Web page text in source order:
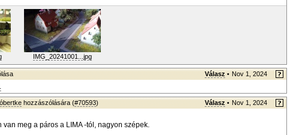
IMG_20241001...jpg
Válasz • Nov 1, 2024
hozzászólására (#70593) Válasz • Nov 1, 2024
van meg a páros a LIMA -tól, nagyon szépek.